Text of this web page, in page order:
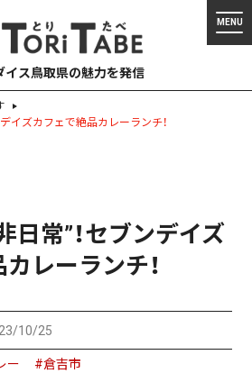
イス鳥取県の魅力を発信
イズカフェで絶品カレーランチ！
日常”！セブンデイズ
レーランチ！
10/25
ー #倉吉市